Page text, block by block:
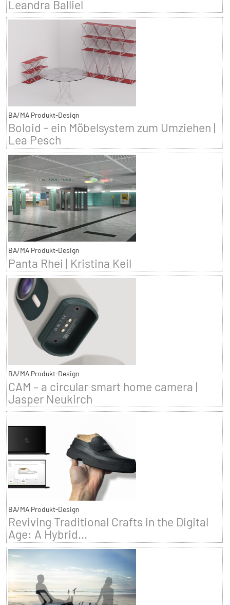
Leandra Balliel
BA/MA Produkt-Design
Boloid - ein Möbelsystem zum Umziehen |
Lea Pesch
BA/MA Produkt-Design
Panta Rhei | Kristina Keil
BA/MA Produkt-Design
CAM – a circular smart home camera |
Jasper Neukirch
BA/MA Produkt-Design
Reviving Traditional Crafts in the Digital
Age: A Hybrid...